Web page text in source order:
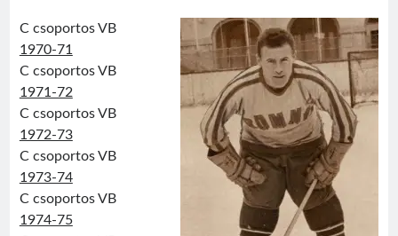
C csoportos VB
1970-71
C csoportos VB
1971-72
C csoportos VB
1972-73
C csoportos VB
1973-74
C csoportos VB
1974-75